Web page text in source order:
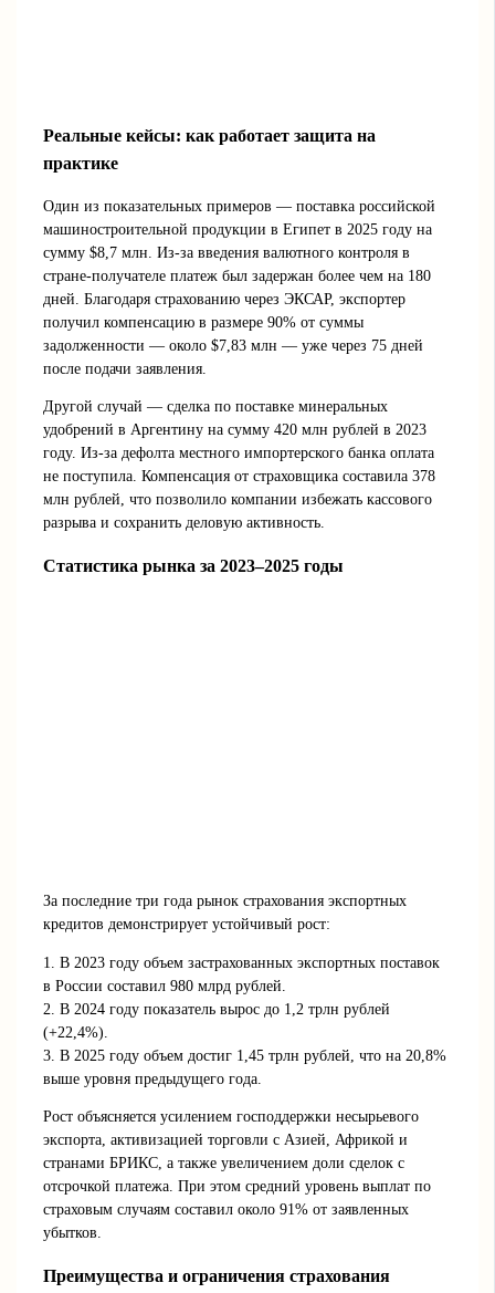
Реальные кейсы: как работает защита на
практике
Один из показательных примеров — поставка российской
машиностроительной продукции в Египет в 2025 году на
сумму $8,7 млн. Из-за введения валютного контроля в
стране-получателе платеж был задержан более чем на 180
дней. Благодаря страхованию через ЭКСАР, экспортер
получил компенсацию в размере 90% от суммы
задолженности — около $7,83 млн — уже через 75 дней
после подачи заявления.
Другой случай — сделка по поставке минеральных
удобрений в Аргентину на сумму 420 млн рублей в 2023
году. Из-за дефолта местного импортерского банка оплата
не поступила. Компенсация от страховщика составила 378
млн рублей, что позволило компании избежать кассового
разрыва и сохранить деловую активность.
Статистика рынка за 2023–2025 годы
За последние три года рынок страхования экспортных
кредитов демонстрирует устойчивый рост:
1. В 2023 году объем застрахованных экспортных поставок
в России составил 980 млрд рублей.
2. В 2024 году показатель вырос до 1,2 трлн рублей
(+22,4%).
3. В 2025 году объем достиг 1,45 трлн рублей, что на 20,8%
выше уровня предыдущего года.
Рост объясняется усилением господдержки несырьевого
экспорта, активизацией торговли с Азией, Африкой и
странами БРИКС, а также увеличением доли сделок с
отсрочкой платежа. При этом средний уровень выплат по
страховым случаям составил около 91% от заявленных
убытков.
Преимущества и ограничения страхования